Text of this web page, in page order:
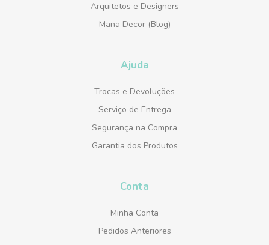
Arquitetos e Designers
Mana Decor (Blog)
Ajuda
Trocas e Devoluções
Serviço de Entrega
Segurança na Compra
Garantia dos Produtos
Conta
Minha Conta
Pedidos Anteriores